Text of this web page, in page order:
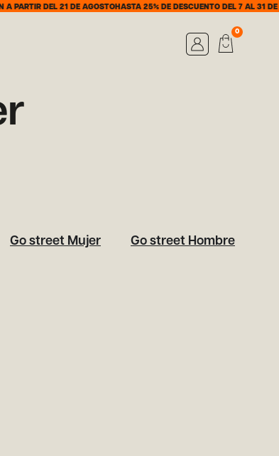
DEL 21 DE AGOSTOHASTA 25% DE DESCUENTO DEL 7 AL 31 DE
0
Go street Mujer Go street Hombre